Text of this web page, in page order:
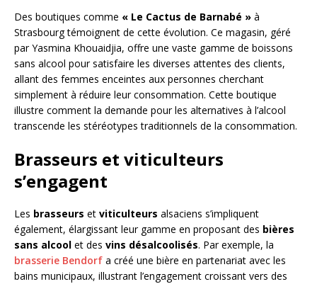
Des boutiques comme « Le Cactus de Barnabé » à
Strasbourg témoignent de cette évolution. Ce magasin, géré
par Yasmina Khouaidjia, offre une vaste gamme de boissons
sans alcool pour satisfaire les diverses attentes des clients,
allant des femmes enceintes aux personnes cherchant
simplement à réduire leur consommation. Cette boutique
illustre comment la demande pour les alternatives à l’alcool
transcende les stéréotypes traditionnels de la consommation.
Brasseurs et viticulteurs
s’engagent
Les brasseurs et viticulteurs alsaciens s’impliquent
également, élargissant leur gamme en proposant des bières
sans alcool et des vins désalcoolisés. Par exemple, la
brasserie Bendorf a créé une bière en partenariat avec les
bains municipaux, illustrant l’engagement croissant vers des